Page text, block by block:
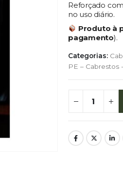
Reforçado com
no uso diário.
Produto à
pagamento).
Categorias:
PE – Cabrestos